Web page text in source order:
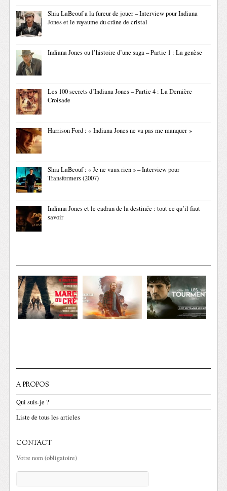
Shia LaBeouf a la fureur de jouer – Interview pour Indiana
Jones et le royaume du crâne de cristal
Indiana Jones ou l’histoire d’une saga – Partie 1 : La genèse
Les 100 secrets d’Indiana Jones – Partie 4 : La Dernière
Croisade
Harrison Ford : « Indiana Jones ne va pas me manquer »
Shia LaBeouf : « Je ne vaux rien » – Interview pour
Transformers (2007)
Indiana Jones et le cadran de la destinée : tout ce qu’il faut
savoir
A PROPOS
Qui suis-je ?
Liste de tous les articles
CONTACT
Votre nom (obligatoire)